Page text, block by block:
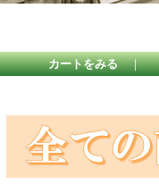
カートをみる ｜